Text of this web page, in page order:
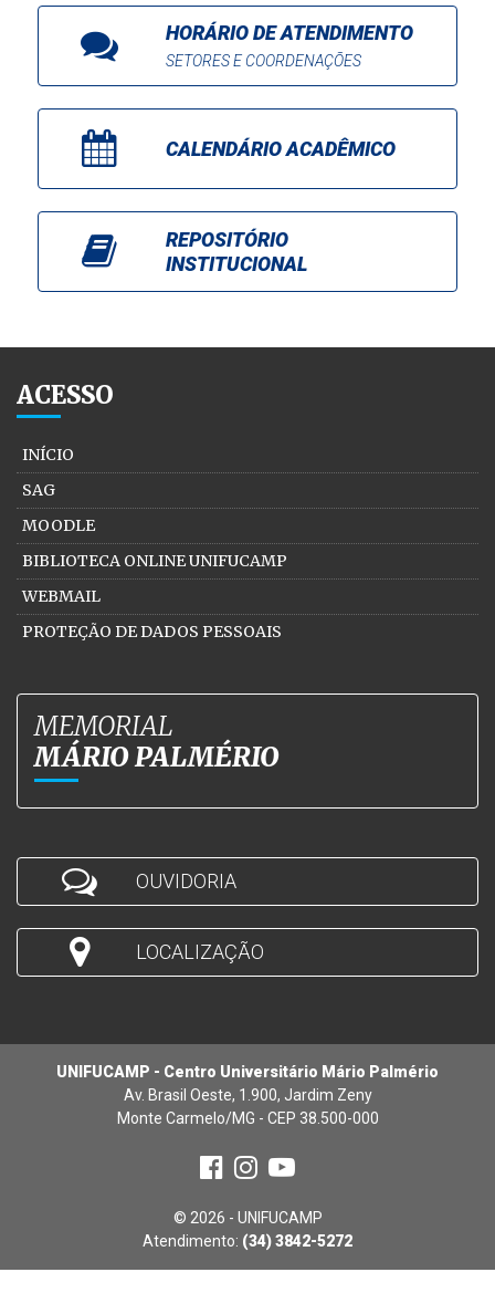
HORÁRIO DE ATENDIMENTO
SETORES E COORDENAÇÕES
CALENDÁRIO ACADÊMICO
REPOSITÓRIO
INSTITUCIONAL
ACESSO
INÍCIO
SAG
MOODLE
BIBLIOTECA ONLINE UNIFUCAMP
WEBMAIL
PROTEÇÃO DE DADOS PESSOAIS
MEMORIAL
MÁRIO PALMÉRIO
OUVIDORIA
LOCALIZAÇÃO
UNIFUCAMP - Centro Universitário Mário Palmério
Av. Brasil Oeste, 1.900, Jardim Zeny
Monte Carmelo/MG - CEP 38.500-000
© 2026 - UNIFUCAMP
Atendimento: (34) 3842-5272